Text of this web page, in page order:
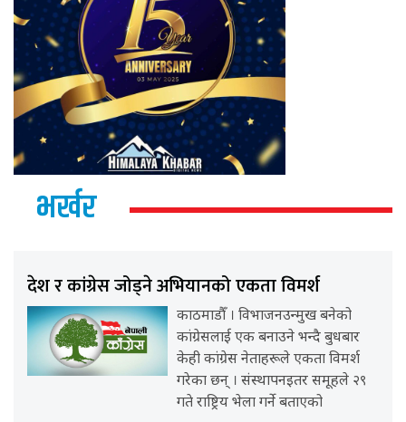
भर्खर
देश र कांग्रेस जोड्ने अभियानको एकता विमर्श
काठमाडौँ । विभाजनउन्मुख बनेको
कांग्रेसलाई एक बनाउने भन्दै बुधबार
केही कांग्रेस नेताहरूले एकता विमर्श
गरेका छन् । संस्थापनइतर समूहले २९
गते राष्ट्रिय भेला गर्ने बताएको